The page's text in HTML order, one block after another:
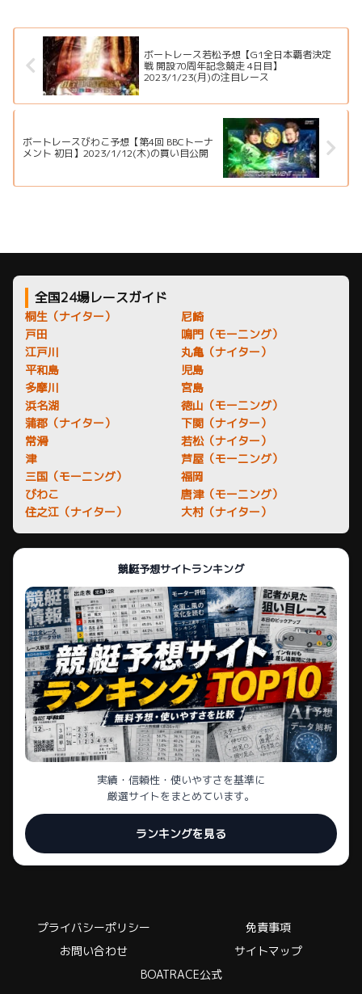
を詳しく紹介します。
介します。
ボートレース若松予想【G1全日本覇者決定
戦 開設70周年記念競走 4日目】
2023/1/23(月)の注目レース
ボートレースびわこ予想【第4回 BBCトーナ
メント 初日】2023/1/12(木)の買い目公開
全国24場レースガイド
桐生（ナイター）
戸田
江戸川
平和島
多摩川
浜名湖
蒲郡（ナイター）
常滑
津
三国（モーニング）
びわこ
住之江（ナイター）
尼崎
鳴門（モーニング）
丸亀（ナイター）
児島
宮島
徳山（モーニング）
下関（ナイター）
若松（ナイター）
芦屋（モーニング）
福岡
唐津（モーニング）
大村（ナイター）
競艇予想サイトランキング
実績・信頼性・使いやすさを基準に
厳選サイトをまとめています。
ランキングを見る
プライバシーポリシー
免責事項
お問い合わせ
サイトマップ
BOATRACE公式